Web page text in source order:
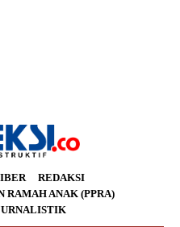
REDAKSI
RAMAH ANAK (PPRA)